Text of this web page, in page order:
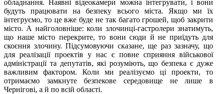
обладнання. Наявні відеокамери можна інтегрувати, і вони
будуть працювати на безпеку всього міста. Якщо ми їх
інтегруємо, то це вже буде не так багато грошей, щоб закрити
місто. А найголовніше: коли злочинці-гастролери знатимуть,
що наше місто перекрите, то вони сюди й не приїдуть для
скоєння злочину. Підсумовуючи сказане, ще раз зазначу, що
для реалізації проектів у нас є повне сприяння військової
адміністрації та депутатів, які розуміють, що безпека є дуже
важливим фактором. Коли ми реалізуємо ці проекти, то
отримаємо замкнуте безпекове середовище не лише в
Чернігові, а й по всій області.